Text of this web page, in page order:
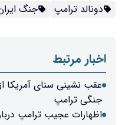
دونالد ترامپ جنگ
اخبار مرتبط
عقب نشینی سنای آمریکا
جنگی ترامپ
اظهارات عجیب ترامپ